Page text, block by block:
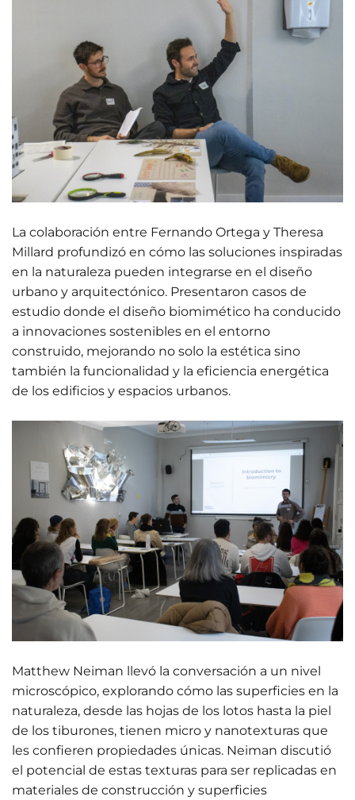
La colaboración entre Fernando Ortega y Theresa
Millard profundizó en cómo las soluciones inspiradas
en la naturaleza pueden integrarse en el diseño
urbano y arquitectónico. Presentaron casos de
estudio donde el diseño biomimético ha conducido
a innovaciones sostenibles en el entorno
construido, mejorando no solo la estética sino
también la funcionalidad y la eficiencia energética
de los edificios y espacios urbanos.
Matthew Neiman llevó la conversación a un nivel
microscópico, explorando cómo las superficies en la
naturaleza, desde las hojas de los lotos hasta la piel
de los tiburones, tienen micro y nanotexturas que
les confieren propiedades únicas. Neiman discutió
el potencial de estas texturas para ser replicadas en
materiales de construcción y superficies